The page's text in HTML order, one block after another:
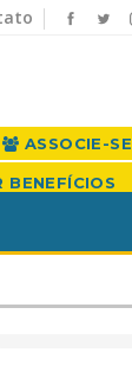
ASSOCIE-SE
BENEFÍCIOS